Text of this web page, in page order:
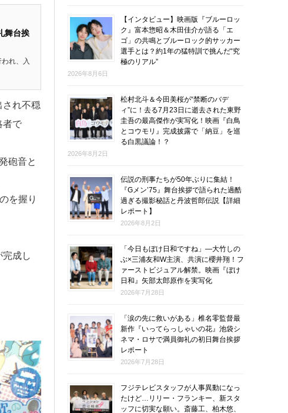
舞台挨
れ、入
され不穏
者で
砲音と
を握り
成し
【インタビュー】映画版『ブルーロッ
ク』富本惣昭＆木田佳介が語る「エ
ゴ」の共鳴とブルーロック的サッカー
選手とは？約1年の猛特訓で挑んだ“究
極のリアル”
2026年8月6日
松村北斗＆今田美桜が“禁断のバデ
ィ”に！去る7月23日に逝去された東野
圭吾の最高傑作が実写化！映画『白鳥
とコウモリ』完成披露で「納豆」を巡
る白黒議論！？
2026年8月2日
伝説の刑事たちが50年ぶりに集結！
『Gメン’75』舞台挨拶で語られた過酷
過ぎる撮影秘話と丹波哲郎伝説【詳細
レポート】
2026年8月2日
「今日もぼけ日和ですね」―大竹しの
ぶ×三浦友和W主演、共演に櫻井翔！フ
ァーストビジュアル解禁。映画『ぼけ
日和』矢部太郎原作を実写化
2026年7月28日
「涙の先に救いがある」椎名零監督最
新作『いってらっしゃいの花』池袋シ
ネマ・ロサで満員御礼の初日舞台挨拶
レポート
2026年7月28日
フジテレビスタッフが人事異動になっ
たけど…リリー・フランキー、新スタ
ッフに切実な願い。斎藤工、柏木悠、